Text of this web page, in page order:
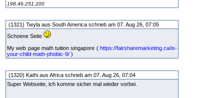
198.46.251.200
(1321) Twyla aus South America schrieb am 07. Aug 26, 07:05
Schoene Seite
My web page math tuition singapore ( https://fairsharemarketing.ca/is-
your-child-math-phobic-9/ )
(1320) Kathi aus Africa schrieb am 07. Aug 26, 07:04
Super Webseite, ich komme sicher mal wieder vorbei.